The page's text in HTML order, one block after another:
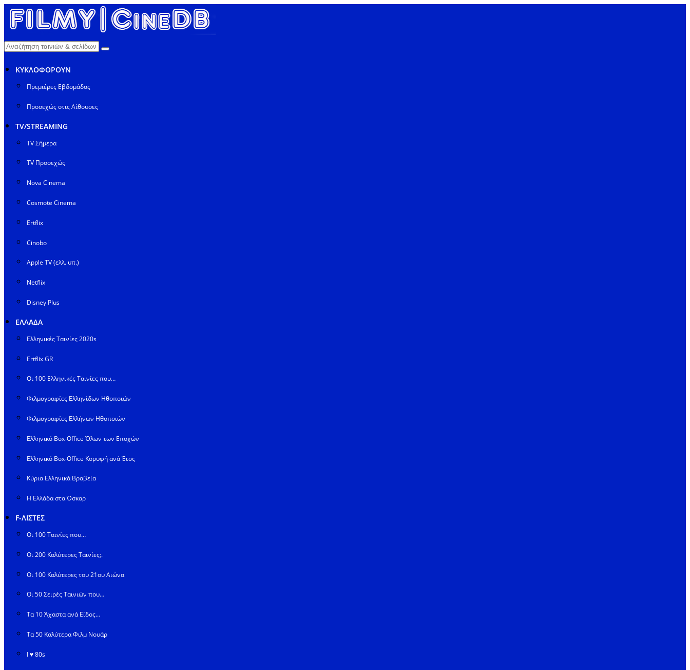
ΚΥΚΛΟΦΟΡΟΥΝ
Πρεμιέρες Εβδομάδας
Προσεχώς στις Αίθουσες
TV/STREAMING
TV Σήμερα
TV Προσεχώς
Nova Cinema
Cosmote Cinema
Ertflix
Cinobo
Apple TV (ελλ. υπ.)
Netflix
Disney Plus
ΕΛΛΑΔΑ
Ελληνικές Ταινίες 2020s
Ertflix GR
Οι 100 Ελληνικές Ταινίες που…
Φιλμογραφίες Ελληνίδων Ηθοποιών
Φιλμογραφίες Ελλήνων Ηθοποιών
Ελληνικό Box-Office Όλων των Εποχών
Ελληνικό Box-Office Κορυφή ανά Έτος
Κύρια Ελληνικά Βραβεία
Η Ελλάδα στα Όσκαρ
F-ΛΙΣΤΕΣ
Οι 100 Ταινίες που…
Οι 200 Καλύτερες Ταινίες;.
Οι 100 Καλύτερες του 21ου Αιώνα
Οι 50 Σειρές Ταινιών που…
Τα 10 Άχαστα ανά Είδος…
Τα 50 Καλύτερα Φιλμ Νουάρ
I ♥ 80s